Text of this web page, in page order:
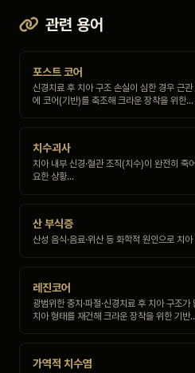
관련 용어
포스트 코어
신경치료 후 치아 구조 손실이 심한 경우 근
에 코어(기반)를 축조해 크라운 장착을 위한…
치수괴사
치아 내부 신경·혈관 조직(치수)이 완전히 죽
요한 상황…
산 부식증
산성 음식·음료·위산 등 화학적 원인으로 치
레진코어
광범위한 충치·파절·신경치료 후 치아 구조
치아 형태를 재건해 크라운 장착을 위한 기반
가역적 치수염